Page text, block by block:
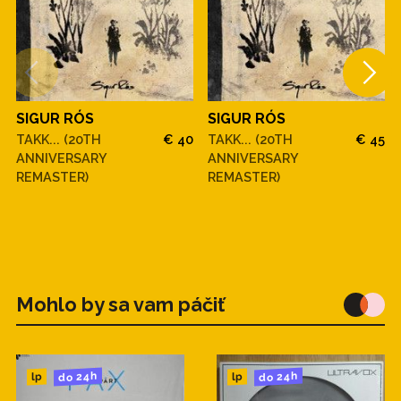
SIGUR RÓS
TAKK... (20TH
ANNIVERSARY
REMASTER)
€ 40
SIGUR RÓS
TAKK... (20TH
ANNIVERSARY
REMASTER)
€ 45
Mohlo by sa vam páčiť
lp do 24h lp do 24h